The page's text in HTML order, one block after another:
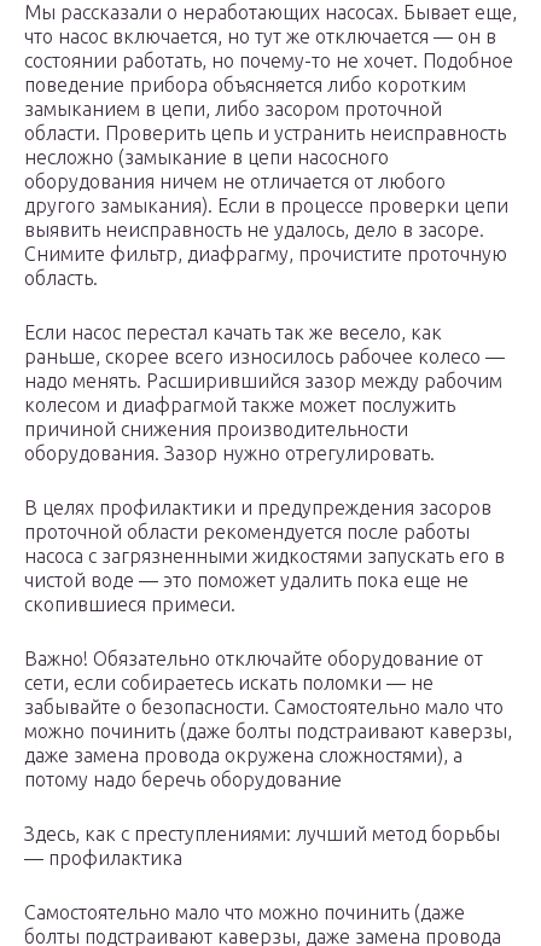
Мы рассказали о неработающих насосах. Бывает еще,
что насос включается, но тут же отключается — он в
состоянии работать, но почему-то не хочет. Подобное
поведение прибора объясняется либо коротким
замыканием в цепи, либо засором проточной
области. Проверить цепь и устранить неисправность
несложно (замыкание в цепи насосного
оборудования ничем не отличается от любого
другого замыкания). Если в процессе проверки цепи
выявить неисправность не удалось, дело в засоре.
Снимите фильтр, диафрагму, прочистите проточную
область.
Если насос перестал качать так же весело, как
раньше, скорее всего износилось рабочее колесо —
надо менять. Расширившийся зазор между рабочим
колесом и диафрагмой также может послужить
причиной снижения производительности
оборудования. Зазор нужно отрегулировать.
В целях профилактики и предупреждения засоров
проточной области рекомендуется после работы
насоса с загрязненными жидкостями запускать его в
чистой воде — это поможет удалить пока еще не
скопившиеся примеси.
Важно! Обязательно отключайте оборудование от
сети, если собираетесь искать поломки — не
забывайте о безопасности. Самостоятельно мало что
можно починить (даже болты подстраивают каверзы,
даже замена провода окружена сложностями), а
потому надо беречь оборудование
Здесь, как с преступлениями: лучший метод борьбы
— профилактика
Самостоятельно мало что можно починить (даже
болты подстраивают каверзы, даже замена провода